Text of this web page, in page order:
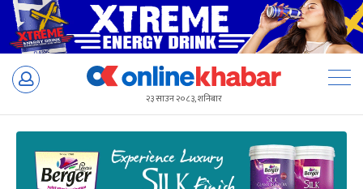
Skip
२३ साउन २०८३, शनिबार